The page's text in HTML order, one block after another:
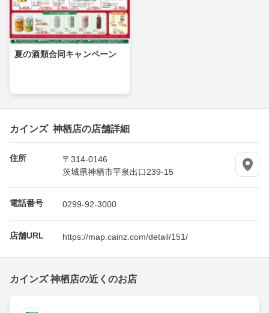
夏の酒類合同キャンペーン
カインズ 神栖店の店舗詳細
住所
〒314-0146
茨城県神栖市平泉出口239-15
電話番号 0299-92-3000
店舗URL https://map.cainz.com/detail/151/
カインズ 神栖店の近くのお店